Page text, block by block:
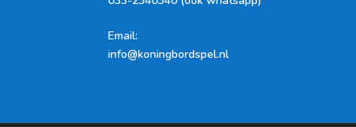
Email:
info@koningbordspel.nl